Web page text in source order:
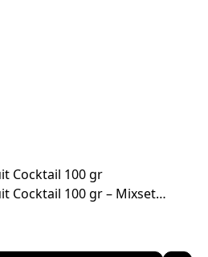
Cocktail 100 gr
Cocktail 100 gr – Mixset…